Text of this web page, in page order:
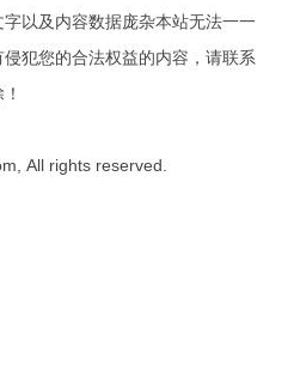
以及内容数据庞杂本站无法一一
犯您的合法权益的内容，请联系
All rights reserved.